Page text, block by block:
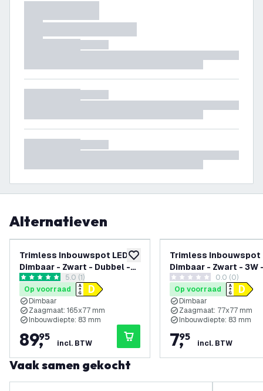
Alternatieven
toevoegen aan verlanglijst
Trimless Inbouwspot LED
Dimbaar - Zwart - Dubbel -
3W - 2700K - 345 Lumen -
130x130mm - 6 pack
reviews drawer openen
5 score sterren5.0 (1)
Op voorraad
Dimbaar
Zaagmaat: 165x77 mm
Inbouwdiepte: 83 mm
89,
95
incl. BTW
Trimless Inbouwspot
Dimbaar - Zwart - 3W
2700K - 345 Lumen -
130x130mm
0 score sterren0.0 (0)
Op voorraad
Dimbaar
Zaagmaat: 77x77 mm
Inbouwdiepte: 83 mm
7,
95
incl. BTW
Vaak samen gekocht